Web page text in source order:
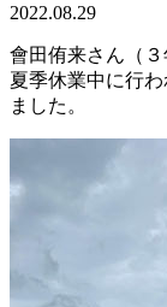
2022.08.29
會田侑来さん（
夏季休業中に行
ました。